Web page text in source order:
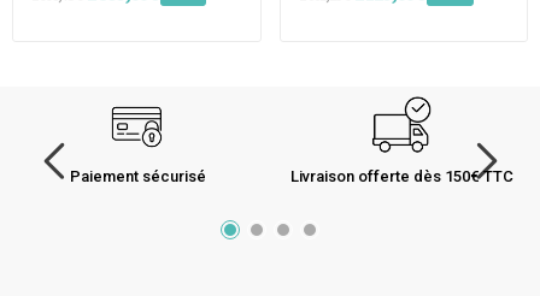
Paiement sécurisé Livraison offerte dès 150€ TTC